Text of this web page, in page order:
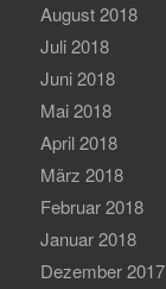
August 2018
Juli 2018
Juni 2018
Mai 2018
April 2018
März 2018
Februar 2018
Januar 2018
Dezember 2017